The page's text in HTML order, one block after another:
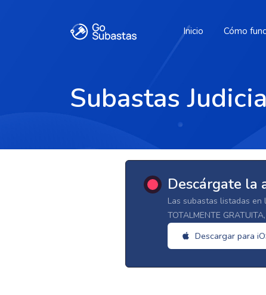
Inicio Cómo
Subastas
Descárgate la
Las subastas listadas
TOTALMENTE
Descargar para